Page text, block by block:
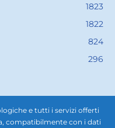
1823
1822
824
296
e tutti i servizi offerti
compatibilmente con i dati